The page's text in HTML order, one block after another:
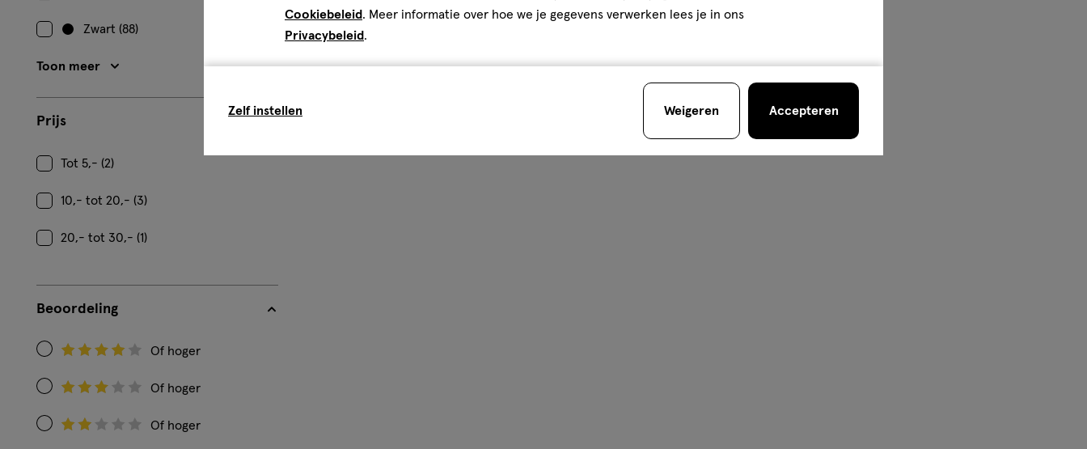
Zwart (88)
Toon meer
Prijs
Tot 5,- (2)
10,- tot 20,- (3)
20,- tot 30,- (1)
Beoordeling
Filteren
op
4
Of hoger
Filteren
op
Of hoger
Filteren
Of hoger
Cookiebeleid. Meer informatie over hoe we je gegevens verwerken lees je in ons
Privacybeleid.
Zelf instellen Weigeren Accepteren